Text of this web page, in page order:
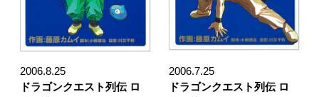
2006.8.25
ドラゴンクエスト列伝 ロ
2006.7.25
ドラゴンクエスト列伝 ロ